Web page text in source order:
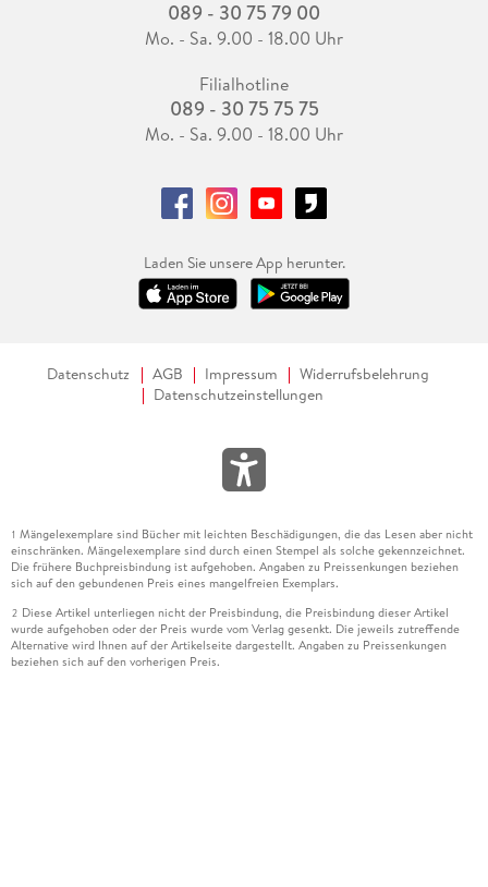
089 - 30 75 79 00
Mo. - Sa. 9.00 - 18.00 Uhr
Filialhotline
089 - 30 75 75 75
Mo. - Sa. 9.00 - 18.00 Uhr
Laden Sie unsere App herunter.
Datenschutz AGB Impressum
Widerrufsbelehrung
Datenschutzeinstellungen
1 Mängelexemplare sind Bücher mit leichten Beschädigungen, die das Lesen aber nicht
einschränken. Mängelexemplare sind durch einen Stempel als solche gekennzeichnet.
Die frühere Buchpreisbindung ist aufgehoben. Angaben zu Preissenkungen beziehen
sich auf den gebundenen Preis eines mangelfreien Exemplars.
2 Diese Artikel unterliegen nicht der Preisbindung, die Preisbindung dieser Artikel
wurde aufgehoben oder der Preis wurde vom Verlag gesenkt. Die jeweils zutreffende
Alternative wird Ihnen auf der Artikelseite dargestellt. Angaben zu Preissenkungen
beziehen sich auf den vorherigen Preis.